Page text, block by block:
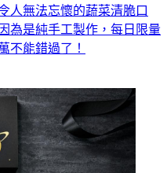
人無法忘懷的蔬菜清脆口
為是純手工製作，每日限量
不能錯過了！